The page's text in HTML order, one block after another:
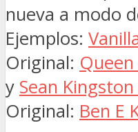
nueva a modo
Ejemplos:
Original:
y Sean
Original: Ben E